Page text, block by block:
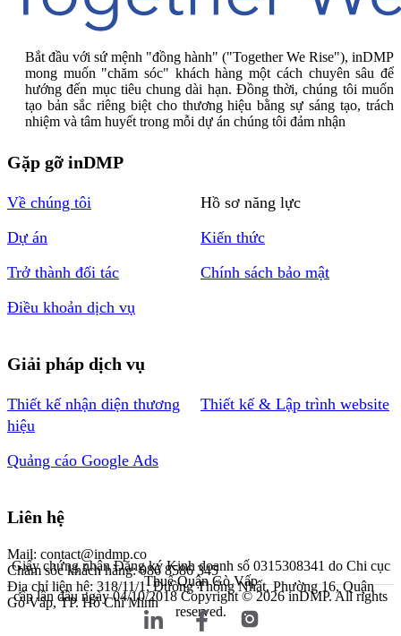
Bắt đầu với sứ mệnh "đồng hành" ("Together We Rise"), inDMP
mong muốn "chăm sóc" khách hàng một cách chuyên sâu để
hướng đến mục tiêu chung dài hạn. Đồng thời, chúng tôi muốn
tạo bản sắc riêng biệt cho thương hiệu bằng sự sáng tạo, trách
nhiệm và tâm huyết trong mỗi dự án chúng tôi đảm nhận
Gặp gỡ inDMP
Về chúng tôi
Hồ sơ năng lực
Dự án
Kiến thức
Trở thành đối tác
Chính sách bảo mật
Điều khoản dịch vụ
Giải pháp dịch vụ
Thiết kế nhận diện thương
hiệu
Thiết kế & Lập trình website
Quảng cáo Google Ads
Liên hệ
Mail: contact@indmp.co
Chăm sóc khách hàng: 086 8586 345
Địa chỉ liên hệ: 318/11/1, Đường Thống Nhất, Phường 16, Quận
Gò Vấp, TP. Hồ Chí Minh
Giấy chứng nhận Đăng ký Kinh doanh số 0315308341 do Chi cục
Thuế Quận Gò Vấp
cấp lần đầu ngày 04/10/2018Copyright © 2026 inDMP. All rights
reserved.